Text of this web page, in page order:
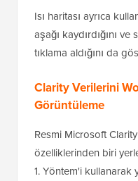
Isı haritası ayrıca
aşağı kaydırdığını
tıklama aldığını da
Clarity Verilerini
Görüntüleme
Resmi Microsoft
özelliklerinden biri
1. Yöntem'i kullanarak